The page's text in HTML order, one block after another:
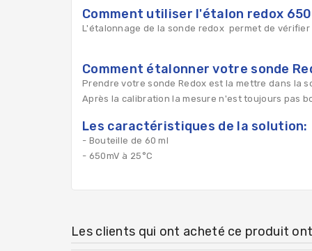
Comment utiliser l'étalon redox 650
L'étalonnage de la sonde redox permet de
Comment étalonner votre sonde
Prendre votre sonde Redox est la mettre dans la
Après la calibration la mesure n'est toujours pas
Les caractéristiques de la solution:
- Bouteille de 60 ml
- 650mV à 25°C
Les clients qui ont acheté ce produit